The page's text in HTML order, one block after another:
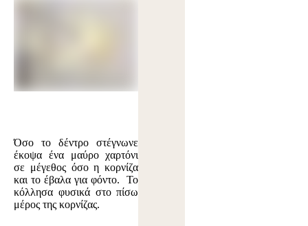
Όσο το δέντρο στέγνωνε
έκοψα ένα μαύρο χαρτόνι
σε μέγεθος όσο η κορνίζα
και το έβαλα για φόντο. Το
κόλλησα φυσικά στο πίσω
μέρος της κορνίζας.